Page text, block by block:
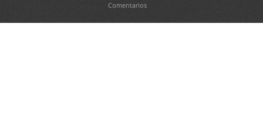
Comentarios